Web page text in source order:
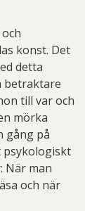
konst. Det
detta
betraktare
till var och
mörka
gång på
psykologiskt
När man
och när